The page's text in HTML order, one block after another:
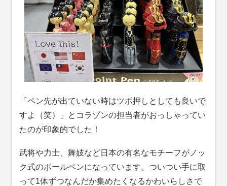
「ペン先が出ていない時はツボ押しとしても良いで
すよ（笑）」とコラゾンの担当者がおっしゃってい
たのが印象的でした！
武将や力士、舞妓など日本の有名なモチーフがノッ
ク式のボールペンになっています。ついつい手に取
って1体ずつなんだか集めたくなるかわいらしさで